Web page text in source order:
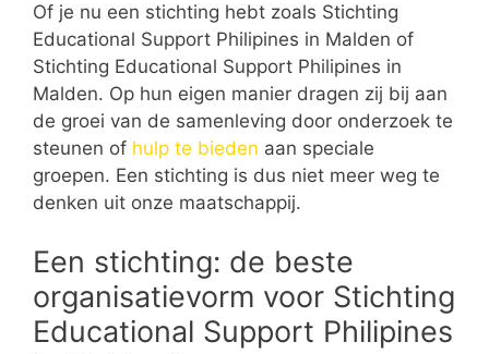
Of je nu een stichting hebt zoals Stichting
Educational Support Philipines in Malden of
Stichting Educational Support Philipines in
Malden. Op hun eigen manier dragen zij bij aan
de groei van de samenleving door onderzoek te
steunen of hulp te bieden aan speciale
groepen. Een stichting is dus niet meer weg te
denken uit onze maatschappij.
Een stichting: de beste
organisatievorm voor Stichting
Educational Support Philipines